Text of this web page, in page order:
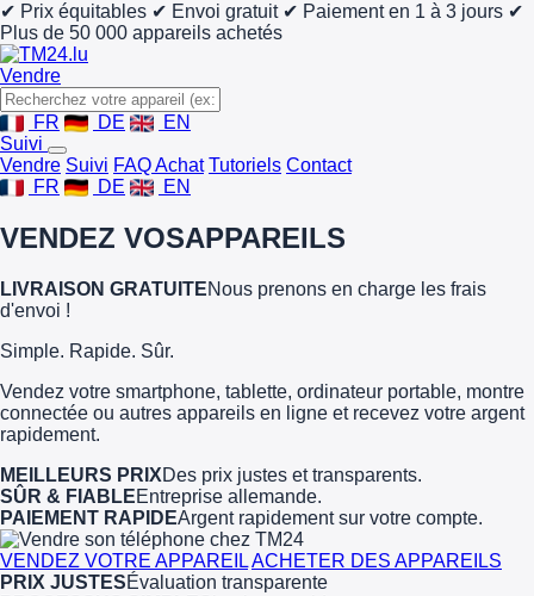
✔ Prix équitables ✔ Envoi gratuit ✔ Paiement en 1 à 3 jours ✔
Plus de 50 000 appareils achetés
Vendre
FR DE
EN
Suivi
Vendre Suivi FAQ Achat Tutoriels Contact
FR
DE EN
VENDEZ VOSAPPAREILS
LIVRAISON GRATUITENous prenons en charge les frais
d'envoi !
Simple. Rapide. Sûr.
Vendez votre smartphone, tablette, ordinateur portable, montre
connectée ou autres appareils en ligne et recevez votre argent
rapidement.
MEILLEURS PRIXDes prix justes et transparents.
SÛR & FIABLEEntreprise allemande.
PAIEMENT RAPIDEArgent rapidement sur votre compte.
VENDEZ VOTRE APPAREILACHETER DES APPAREILS
PRIX JUSTESÉvaluation transparente